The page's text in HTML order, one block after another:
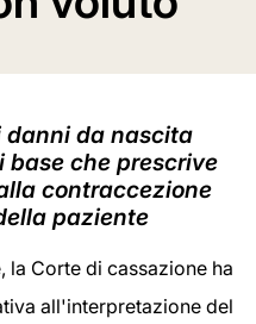
danni da nascita
base che prescrive
contraccezione
paziente
la Corte di cassazione ha
all'interpretazione del